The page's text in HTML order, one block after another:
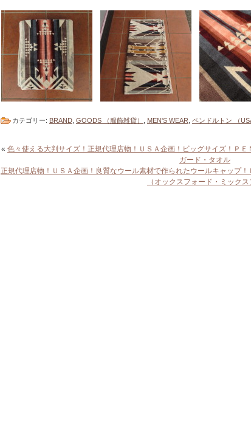
カテゴリー: BRAND GOODS （服飾雑貨） MEN'S WEAR ペンドルトン （
« 色々使える大判サイズ！正規代理店物！ＵＳＡ企画！ビッグサイズ！Ｐ
ガード・タオル
正規代理店物！ＵＳＡ企画！良質なウール素材で作られたウールキャップ
（オックスフォード・ミックス